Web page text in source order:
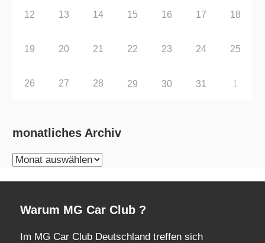
12 13 14 15 16 17 18
19 20 21 22 23 24 25
26 27 28 29 30 31 1
monatliches Archiv
monatliches
Warum MG Car Club ?
Im MG Car Club Deutschland treffen sich